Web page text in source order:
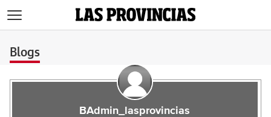
Blogs
BAdmin_lasprovincias